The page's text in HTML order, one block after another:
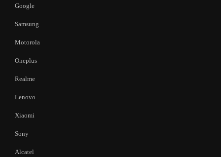
Google
Samsung
Motorola
Oneplus
Realme
Lenovo
Xiaomi
Sony
Alcatel